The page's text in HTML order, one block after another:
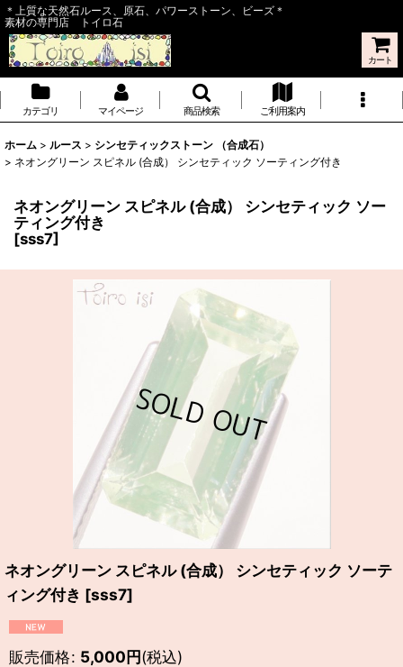
＊上質な天然石ルース、原石、パワーストーン、ビーズ＊
素材の専門店 トイロ石
カート
カテゴリ マイページ 商品検索 ご利用案内
ホーム > ルース > シンセティックストーン （合成石）
> ネオングリーン スピネル (合成） シンセティック ソーティング付き
ネオングリーン スピネル (合成） シンセティック ソー
ティング付き
[sss7]
ネオングリーン スピネル (合成） シンセティック ソーテ
ィング付き [sss7]
販売価格: 5,000円(税込)